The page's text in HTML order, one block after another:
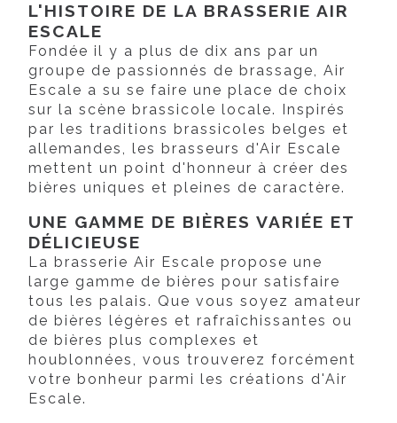
L'HISTOIRE DE LA BRASSERIE AIR
ESCALE
Fondée il y a plus de dix ans par un
groupe de passionnés de brassage, Air
Escale a su se faire une place de choix
sur la scène brassicole locale. Inspirés
par les traditions brassicoles belges et
allemandes, les brasseurs d'Air Escale
mettent un point d'honneur à créer des
bières uniques et pleines de caractère.
UNE GAMME DE BIÈRES VARIÉE ET
DÉLICIEUSE
La brasserie Air Escale propose une
large gamme de bières pour satisfaire
tous les palais. Que vous soyez amateur
de bières légères et rafraîchissantes ou
de bières plus complexes et
houblonnées, vous trouverez forcément
votre bonheur parmi les créations d'Air
Escale.